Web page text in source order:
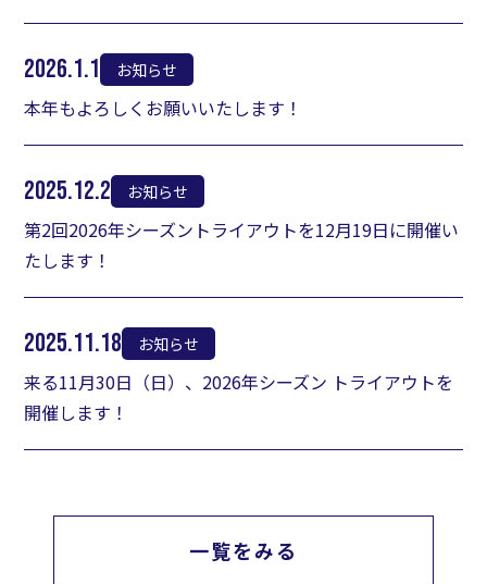
2026.1.1 お知らせ
本年もよろしくお願いいたします！
2025.12.2 お知らせ
第2回2026年シーズントライアウトを12月19日に開催い
たします！
2025.11.18 お知らせ
来る11月30日（日）、2026年シーズン トライアウトを
開催します！
一覧をみる